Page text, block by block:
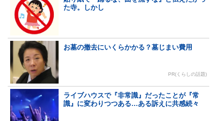
た寺。しかし
お墓の撤去にいくらかかる？墓じまい費用
PR(くらしの話題)
ライブハウスで『非常識』だったことが『常
識』に変わりつつある…ある訴えに共感続々